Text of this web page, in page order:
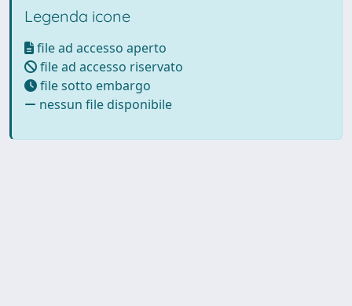
Legenda icone
file ad accesso aperto
file ad accesso riservato
file sotto embargo
nessun file disponibile